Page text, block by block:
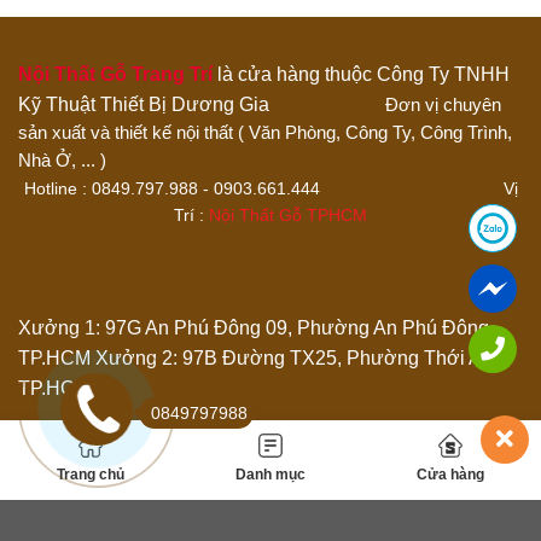
Trang chủ Danh mục Cửa hàng
Các định dạng ảnh được chấp nhận: jpg,png.
*
Email*
Nội Thất Gỗ Trang Trílà cửa hàng thuộc Công Ty TNHH
Kỹ Thuật Thiết Bị Dương Gia
Đơn vị chuyên
sản xuất và thiết kế nội thất ( Văn Phòng, Công Ty, Công Trình,
Nhà Ở, ... )
Hotline : 0849.797.988 - 0903.661.444 Vị
Trí : Nội Thất Gỗ TPHCM
Xưởng 1: 97G An Phú Đông 09, Phường An Phú Đông,
TP.HCM Xưởng 2: 97B Đường TX25, Phường Thới An,
TP.HCM
0849797988